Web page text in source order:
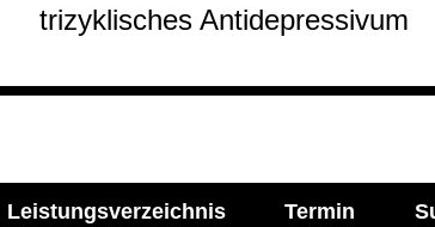
Leistungsverzeichnis Termin
tri­zy­kli­sches Anti­de­pres­si­vum